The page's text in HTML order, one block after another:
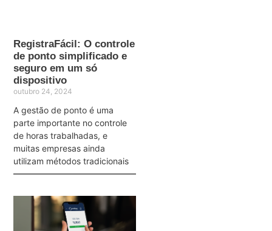
RegistraFácil: O controle
de ponto simplificado e
seguro em um só
dispositivo
outubro 24, 2024
A gestão de ponto é uma
parte importante no controle
de horas trabalhadas, e
muitas empresas ainda
utilizam métodos tradicionais